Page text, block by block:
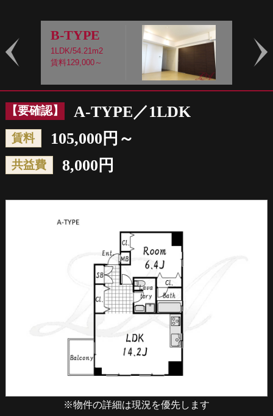
B-TYPE
1LDK/54.21m2
賃料129,000～
【要確認】 A-TYPE／1LDK
賃料 105,000円～
共益費 8,000円
※物件の詳細は現況を優先します